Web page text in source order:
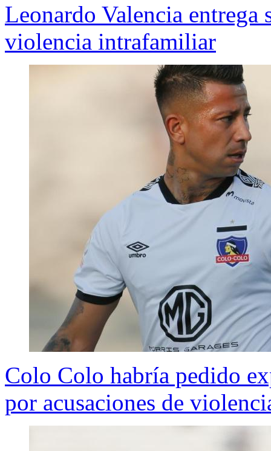
Leonardo Valencia entrega
violencia intrafamiliar
Colo Colo habría pedido
por acusaciones de